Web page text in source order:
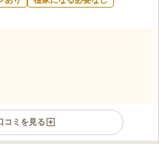
コミを見る